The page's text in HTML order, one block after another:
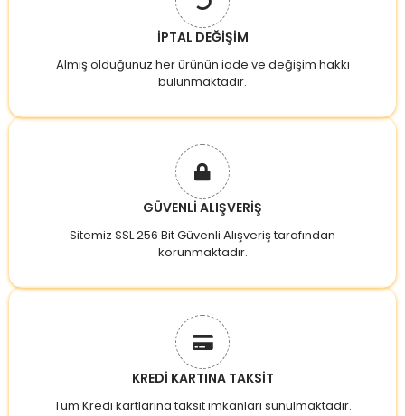
İPTAL DEĞİŞİM
Almış olduğunuz her ürünün iade ve değişim hakkı
bulunmaktadır.
GÜVENLİ ALIŞVERİŞ
Sitemiz SSL 256 Bit Güvenli Alışveriş tarafından
korunmaktadır.
KREDİ KARTINA TAKSİT
Tüm Kredi kartlarına taksit imkanları sunulmaktadır.